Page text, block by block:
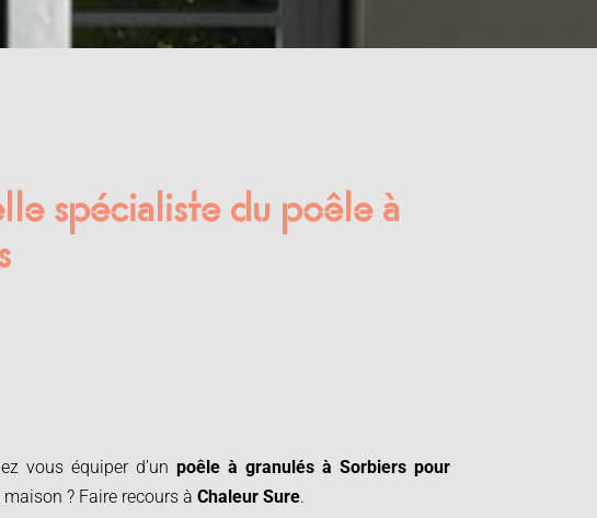
spécialiste du poêle à
vous équiper d’un poêle à granulés à Sorbiers pour
? Faire recours à Chaleur Sure.